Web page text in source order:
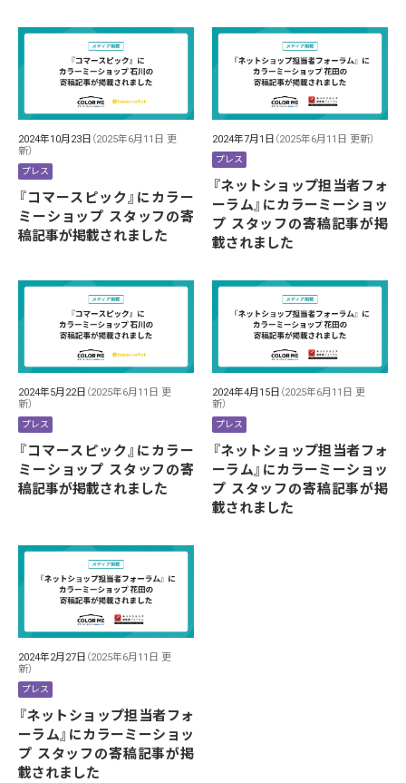
2024年10月23日 （2025年6月11日 更
新）
プレス
『コマースピック』にカラー
ミーショップ スタッフの寄
稿記事が掲載されました
2024年7月1日 （2025年6月11日 更新）
プレス
『ネットショップ担当者フォ
ーラム』にカラーミーショッ
プ スタッフの寄稿記事が掲
載されました
2024年5月22日 （2025年6月11日 更
新）
プレス
『コマースピック』にカラー
ミーショップ スタッフの寄
稿記事が掲載されました
2024年4月15日 （2025年6月11日 更
新）
プレス
『ネットショップ担当者フォ
ーラム』にカラーミーショッ
プ スタッフの寄稿記事が掲
載されました
2024年2月27日 （2025年6月11日 更
新）
プレス
『ネットショップ担当者フォ
ーラム』にカラーミーショッ
プ スタッフの寄稿記事が掲
載されました